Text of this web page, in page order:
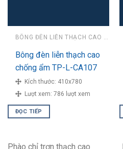
Bông đèn liễn thạch cao
chống ẩm TP-L-CA107
Kích thước: 410x780
Lượt xem: 786 lượt xem
ĐỌC TIẾP
Phào chỉ trơn thạch cao